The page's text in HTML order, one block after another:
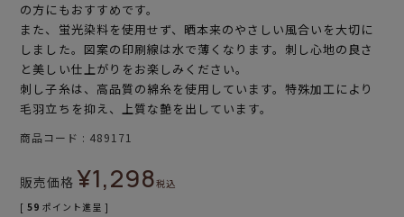
の方にもおすすめです。
また、蛍光染料を使用せず、晒本来のやさしい風合いを大切に
しました。図案の印刷線は水で薄くなります。刺し心地の良さ
と美しい仕上がりをお楽しみください。
刺し子糸は、高品質の綿糸を使用しています。特殊加工により
毛羽立ちを抑え、上質な艶を出しています。
商品コード 489171
販売価格 ¥1,298税込
[ 59 ポイント進呈 ]